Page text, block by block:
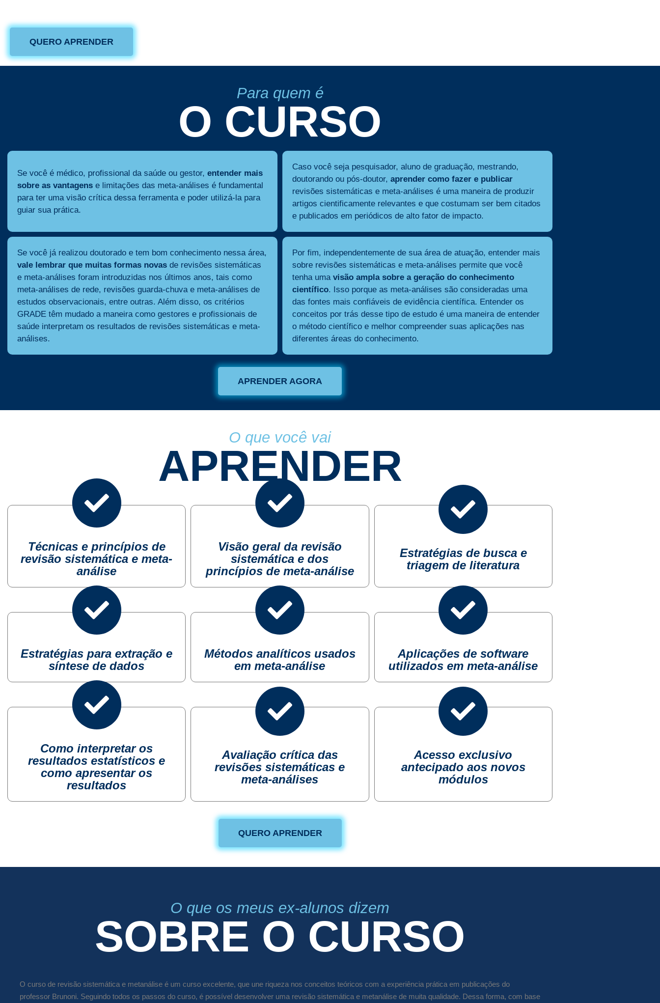
QUERO APRENDER
Para quem é
O CURSO
Se você é médico, profissional da saúde ou gestor, entender mais
sobre as vantagens e limitações das meta-análises é fundamental
para ter uma visão crítica dessa ferramenta e poder utilizá-la para
guiar sua prática.
Caso você seja pesquisador, aluno de graduação, mestrando,
doutorando ou pós-doutor, aprender como fazer e publicar
revisões sistemáticas e meta-análises é uma maneira de produzir
artigos cientificamente relevantes e que costumam ser bem citados
e publicados em periódicos de alto fator de impacto.
Se você já realizou doutorado e tem bom conhecimento nessa área,
vale lembrar que muitas formas novas de revisões sistemáticas
e meta-análises foram introduzidas nos últimos anos, tais como
meta-análises de rede, revisões guarda-chuva e meta-análises de
estudos observacionais, entre outras. Além disso, os critérios
GRADE têm mudado a maneira como gestores e profissionais de
saúde interpretam os resultados de revisões sistemáticas e meta-
análises.
Por fim, independentemente de sua área de atuação, entender mais
sobre revisões sistemáticas e meta-análises permite que você
tenha uma visão ampla sobre a geração do conhecimento
científico. Isso porque as meta-análises são consideradas uma
das fontes mais confiáveis de evidência científica. Entender os
conceitos por trás desse tipo de estudo é uma maneira de entender
o método científico e melhor compreender suas aplicações nas
diferentes áreas do conhecimento.
APRENDER AGORA
O que você vai
APRENDER
Técnicas e princípios de
revisão sistemática e meta-
análise
Visão geral da revisão
sistemática e dos
princípios de meta-análise
Estratégias de busca e
triagem de literatura
Estratégias para extração e
síntese de dados
Métodos analíticos usados
em meta-análise
Aplicações de software
utilizados em meta-análise
Como interpretar os
resultados estatísticos e
como apresentar os
resultados
Avaliação crítica das
revisões sistemáticas e
meta-análises
Acesso exclusivo
antecipado aos novos
módulos
QUERO APRENDER
O que os meus ex-alunos dizem
SOBRE O CURSO
O curso de revisão sistemática e metanálise é um curso excelente, que une riqueza nos conceitos teóricos com a experiência prática em publicações do
professor Brunoni. Seguindo todos os passos do curso, é possível desenvolver uma revisão sistemática e metanálise de muita qualidade. Dessa forma, com base